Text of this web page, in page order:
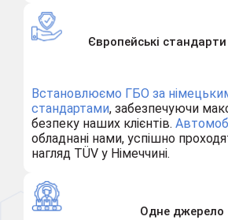
Європейські
Встановлюємо ГБО за
стандартами, забезпечуючи
безпеку наших клієнтів.
обладнані нами, успішно
нагляд TÜV у Німеччині.
Одне джерело